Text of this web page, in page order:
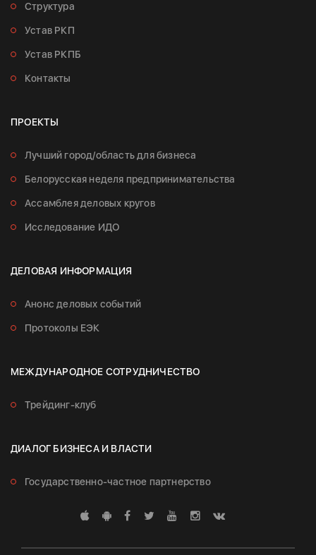
Структура
Устав РКП
Устав РКПБ
Контакты
ПРОЕКТЫ
Лучший город/область для бизнеса
Белорусская неделя предпринимательства
Ассамблея деловых кругов
Исследование ИДО
ДЕЛОВАЯ ИНФОРМАЦИЯ
Анонс деловых событий
Протоколы ЕЭК
МЕЖДУНАРОДНОЕ СОТРУДНИЧЕСТВО
Трейдинг-клуб
ДИАЛОГ БИЗНЕСА И ВЛАСТИ
Государственно-частное партнерство